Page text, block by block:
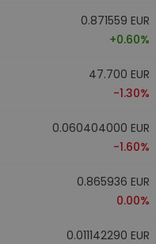
0.871559 EUR
+0.60%
47.700 EUR
-1.30%
0.060404000 EUR
-1.60%
0.865936 EUR
0.00%
0.011142290 EUR